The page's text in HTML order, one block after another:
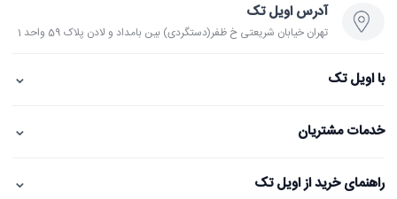
آدرس اویل تک
تهران خیابان شریعتی خ ظفر(دستگردی) بین بامداد و لادن پلاک 59 واحد 1
با اویل تک ⌄
خدمات مشتریان ⌄
راهنمای خرید از اویل تک ⌄